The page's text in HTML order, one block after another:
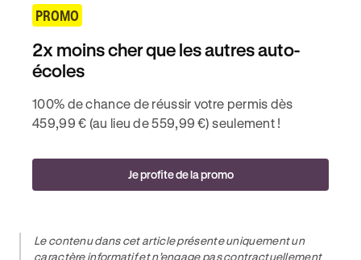
PROMO
2x moins cher que les autres auto-
écoles
100% de chance de réussir votre permis dès
459,99 € (au lieu de 559,99 €) seulement !
Je profite de la promo
Le contenu dans cet article présente uniquement un
caractère informatif et n’engage pas contractuellement